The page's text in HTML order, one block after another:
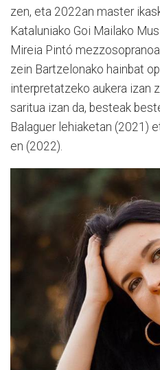
zen, eta 2022an master
Kataluniako Goi Mailako
Mireia Pintó
zein Bartzelonako hainbat
interpretatzeko aukera izan
saritua izan da, besteak
Balaguer lehiaketan (2021)
en (2022).